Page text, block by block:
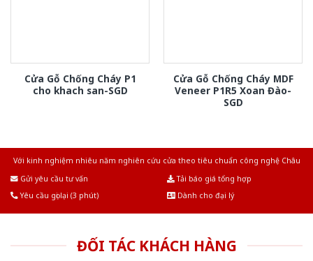
Cửa Gỗ Chống Cháy P1
cho khach san-SGD
Cửa Gỗ Chống Cháy MDF
Veneer P1R5 Xoan Đào-
SGD
Với kinh nghiệm nhiêu năm nghiên cứu cửa theo tiêu chuẩn công nghệ Châu
Gửi yêu cầu tư vấn
Tải báo giá tổng hợp
Yêu cầu gọi lại (3 phút)
Dành cho đại lý
ĐỐI TÁC KHÁCH HÀNG